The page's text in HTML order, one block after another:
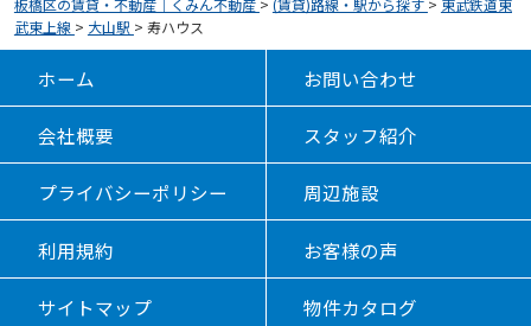
板橋区の賃貸・不動産｜くみん不動産 > (賃貸)路線・駅から探す > 東武鉄道東
武東上線 > 大山駅 > 寿ハウス
ホーム お問い合わせ
会社概要 スタッフ紹介
プライバシーポリシー 周辺施設
利用規約 お客様の声
サイトマップ 物件カタログ